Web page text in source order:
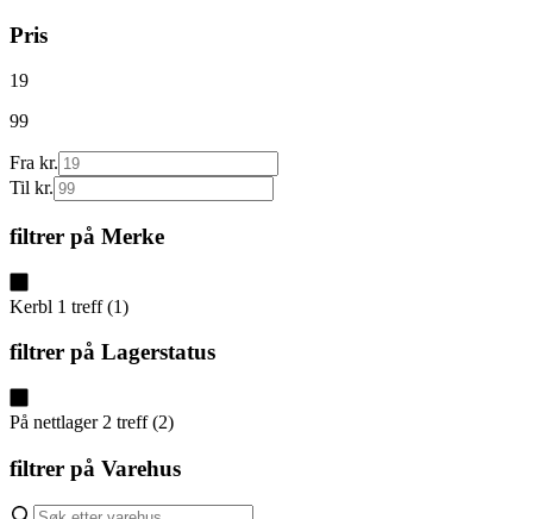
Pris
19
99
Fra kr.
Til kr.
filtrer på Merke
Kerbl 1 treff (1)
filtrer på Lagerstatus
På nettlager 2 treff (2)
filtrer på Varehus